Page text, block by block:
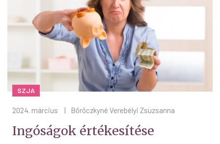
SZJA
2024. március | Böröczkyné Verebélyi Zsuzsanna
Ingóságok értékesítése